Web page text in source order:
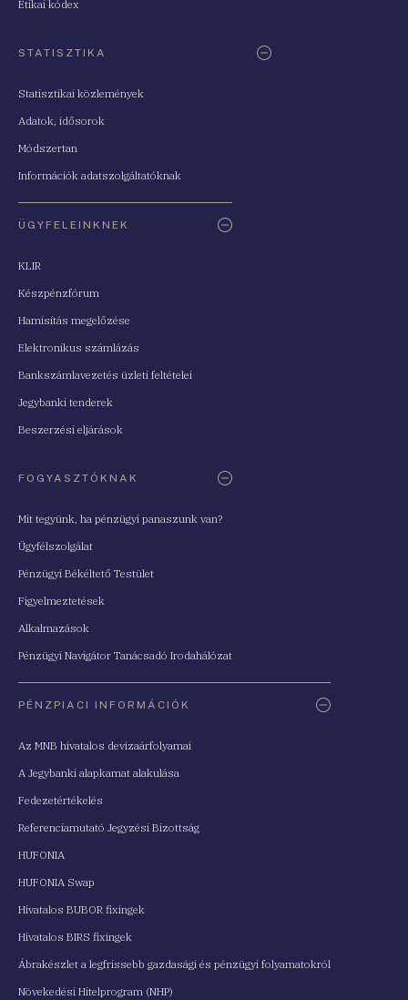
Etikai kódex
STATISZTIKA
Statisztikai közlemények
Adatok, idősorok
Módszertan
Információk adatszolgáltatóknak
ÜGYFELEINKNEK
KLIR
Készpénzfórum
Hamisítás megelőzése
Elektronikus számlázás
Bankszámlavezetés üzleti feltételei
Jegybanki tenderek
Beszerzési eljárások
FOGYASZTÓKNAK
Mit tegyünk, ha pénzügyi panaszunk van?
Ügyfélszolgálat
Pénzügyi Békéltető Testület
Figyelmeztetések
Alkalmazások
Pénzügyi Navigátor Tanácsadó Irodahálózat
PÉNZPIACI INFORMÁCIÓK
Az MNB hivatalos devizaárfolyamai
A Jegybanki alapkamat alakulása
Fedezetértékelés
Referenciamutató Jegyzési Bizottság
HUFONIA
HUFONIA Swap
Hivatalos BUBOR fixingek
Hivatalos BIRS fixingek
Ábrakészlet a legfrissebb gazdasági és pénzügyi folyamatokról
Növekedési Hitelprogram (NHP)